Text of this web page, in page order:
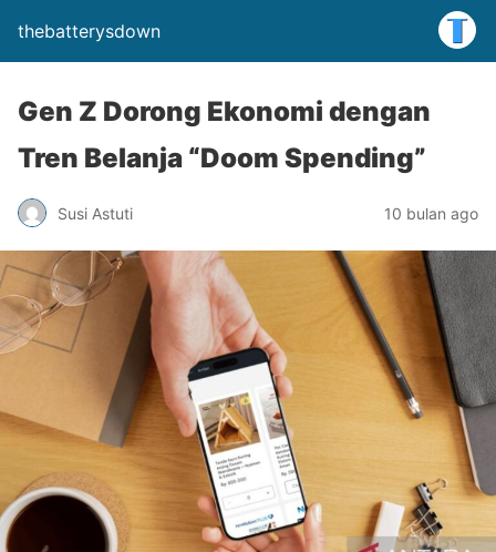
thebatterysdown
Gen Z Dorong Ekonomi dengan
Tren Belanja “Doom Spending”
Susi Astuti 10 bulan ago